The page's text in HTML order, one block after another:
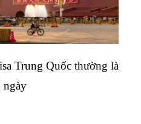
Trung Quốc thường là
ngày